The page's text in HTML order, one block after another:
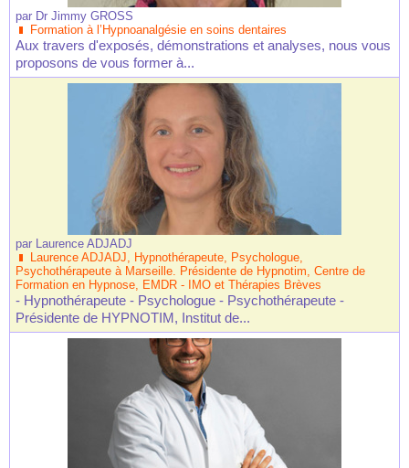
par Dr Jimmy GROSS
Formation à l’Hypnoanalgésie en soins dentaires
Aux travers d'exposés, démonstrations et analyses, nous vous
proposons de vous former à...
par Laurence ADJADJ
Laurence ADJADJ, Hypnothérapeute, Psychologue,
Psychothérapeute à Marseille. Présidente de Hypnotim, Centre de
Formation en Hypnose, EMDR - IMO et Thérapies Brèves
- Hypnothérapeute - Psychologue - Psychothérapeute -
Présidente de HYPNOTIM, Institut de...